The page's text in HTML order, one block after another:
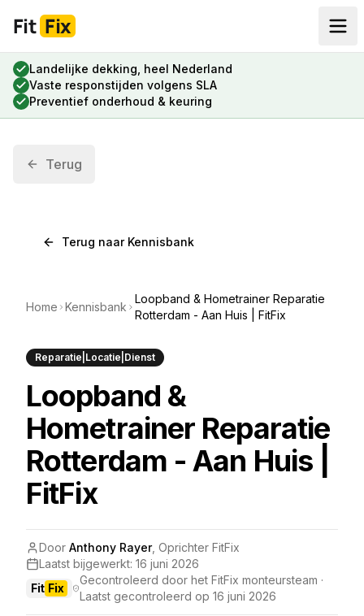
Fit Fix
Landelijke dekking, heel Nederland
Vaste responstijden volgens SLA
Preventief onderhoud & keuring
Terug
Terug naar Kennisbank
Home Kennisbank
Loopband & Hometrainer Reparatie
Rotterdam - Aan Huis | FitFix
Reparatie|Locatie|Dienst
Loopband &
Hometrainer Reparatie
Rotterdam - Aan Huis |
FitFix
Door Anthony Rayer, Oprichter FitFix
Laatst bijgewerkt: 16 juni 2026
Fit Fix
Gecontroleerd door het FitFix monteursteam ·
Laatst gecontroleerd op 16 juni 2026